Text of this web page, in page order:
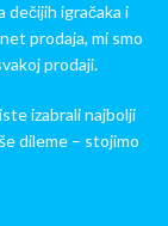
dečijih igračaka i
prodaja, mi smo
prodaji.
izabrali najbolji
dileme – stojimo